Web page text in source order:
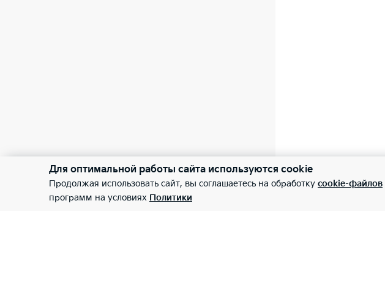
Для оптимальной работы сайта используются cookie
Продолжая использовать сайт, вы соглашаетесь на обработку cookie-файлов
программ на условиях Политики